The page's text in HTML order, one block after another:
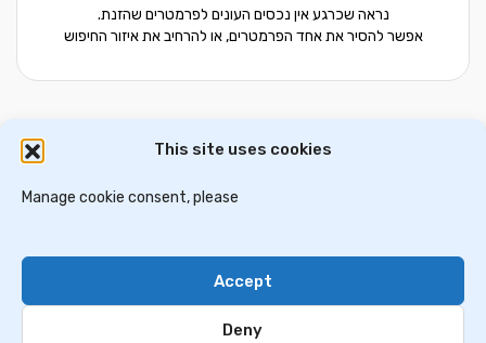
This site uses cookies
Manage cookie consent, please
Accept
Deny
נראה שכרגע אין נכסים העונים לפרמטרים שהזנת.
אפשר להסיר את אחד הפרמטרים, או להרחיב את איזור החיפוש
Privacy Policy
Contact Us